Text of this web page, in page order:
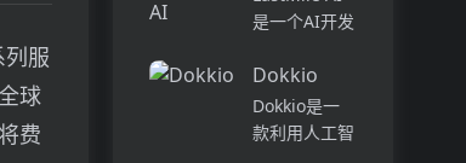
服
球
费
能够在几秒钟
上下文信息。
它可以帮助全
球快速增长的
团队节省时
是一个AI开发
程师而设计，
可以用于原型
开发和生成式
Dokkio
Dokkio是一
款利用人工智